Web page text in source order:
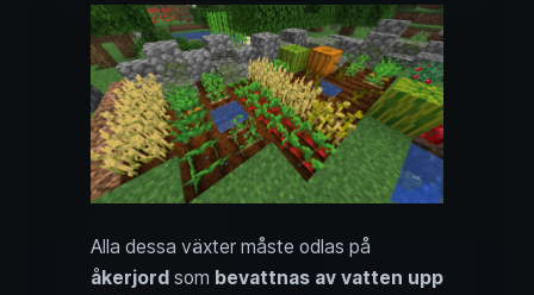
Alla dessa växter måste odlas på
åkerjord som bevattnas av vatten upp